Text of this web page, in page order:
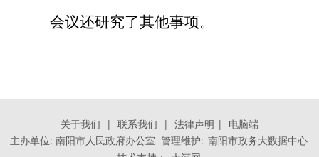
会议还研究了其他事项。
关于我们 | 联系我们 | 法律声明 | 电脑端
主办单位: 南阳市人民政府办公室 管理维护: 南阳市政务大数据中心